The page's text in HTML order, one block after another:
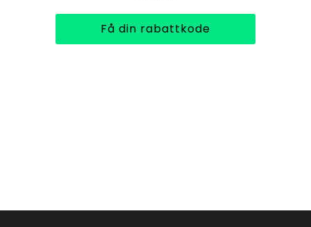
Få din rabattkode